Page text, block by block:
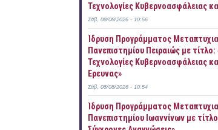
Τεχνολογίες Κυβερνοασφάλειας
Σάβ, 08/08/2026 - 10:56
Ίδρυση Προγράμματος
Πανεπιστημίου Πειραιώς με
Τεχνολογίες Κυβερνοασφάλειας
Έρευνας»
Σάβ, 08/08/2026 - 10:54
Ίδρυση Προγράμματος
Πανεπιστημίου Ιωαννίνων με